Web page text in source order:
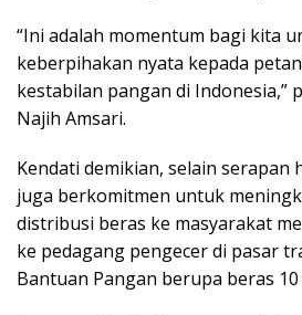
“Ini adalah momentum bagi kita
keberpihakan nyata kepada
kestabilan pangan di Indonesia,”
Najih Amsari.
Kendati demikian, selain serapan
juga berkomitmen untuk
distribusi beras ke masyarakat
ke pedagang pengecer di pasar
Bantuan Pangan berupa beras 10